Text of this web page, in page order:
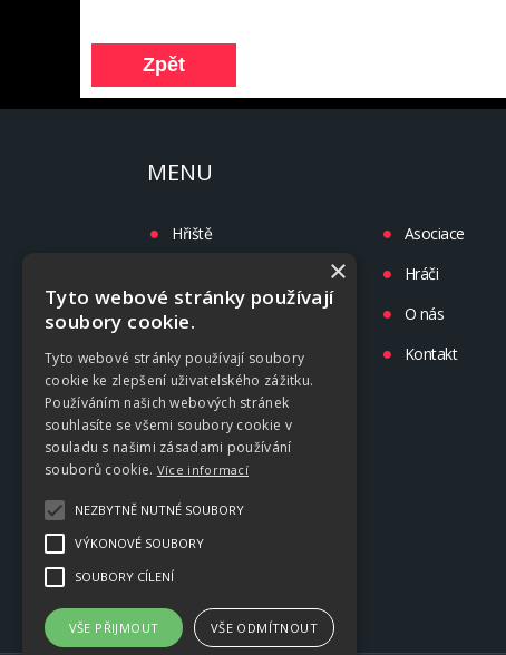
MENU
Hřiště
Liga
Tréninky
Kluby
Asociace
Hráči
O nás
Kontakt
×
Tyto webové stránky používají
soubory cookie.
Tyto webové stránky používají soubory
cookie ke zlepšení uživatelského zážitku.
Používáním našich webových stránek
souhlasíte se všemi soubory cookie v
souladu s našimi zásadami používání
souborů cookie. Více informací
NEZBYTNĚ NUTNÉ SOUBORY
VÝKONOVÉ SOUBORY
SOUBORY CÍLENÍ
VŠE PŘIJMOUT VŠE ODMÍTNOUT